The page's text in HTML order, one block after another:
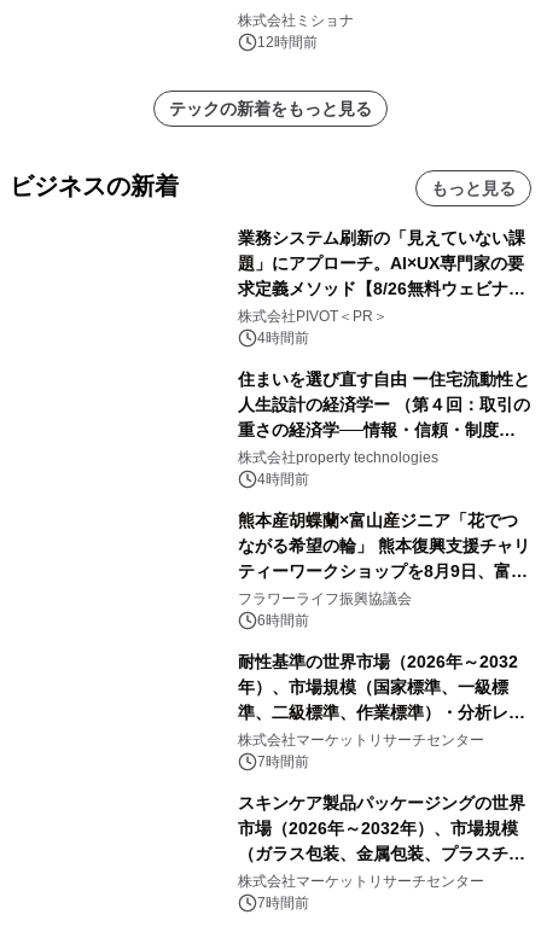
株式会社ミショナ
12時間前
テックの新着をもっと見る
ビジネスの新着 もっと見る
業務システム刷新の「見えていない課
題」にアプローチ。AI×UX専門家の要
求定義メソッド【8/26無料ウェビナ
ー】株式会社PIVOT
株式会社PIVOT＜PR＞
4時間前
住まいを選び直す自由 ー住宅流動性と
人生設計の経済学ー （第４回：取引の
重さの経済学──情報・信頼・制度を
PropTechはどう組み替えるか）｜
PropTech-Lab
株式会社property technologies
4時間前
熊本産胡蝶蘭×富山産ジニア「花でつ
ながる希望の輪」 熊本復興支援チャリ
ティーワークショップを8月9日、富
山・射水で開催
フラワーライフ振興協議会
6時間前
耐性基準の世界市場（2026年～2032
年）、市場規模（国家標準、一級標
準、二級標準、作業標準）・分析レポ
ートを発表
株式会社マーケットリサーチセンター
7時間前
スキンケア製品パッケージングの世界
市場（2026年～2032年）、市場規模
（ガラス包装、金属包装、プラスチッ
ク包装、その他）・分析レポートを発
表
株式会社マーケットリサーチセンター
7時間前